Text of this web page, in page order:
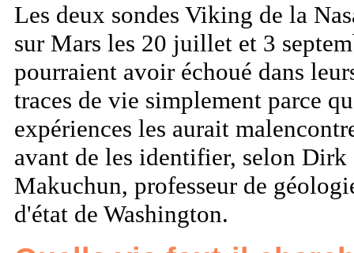
Les deux sondes Viking de la
sur Mars les 20 juillet et 3
pourraient avoir échoué dans
traces de vie simplement parce
expériences les aurait
avant de les identifier, selon Dirk
Makuchun, professeur de
d'état de Washington.